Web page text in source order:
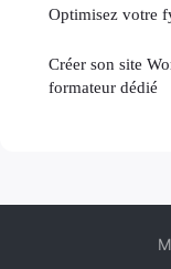
Optimisez votre
Créer son site
formateur dédié